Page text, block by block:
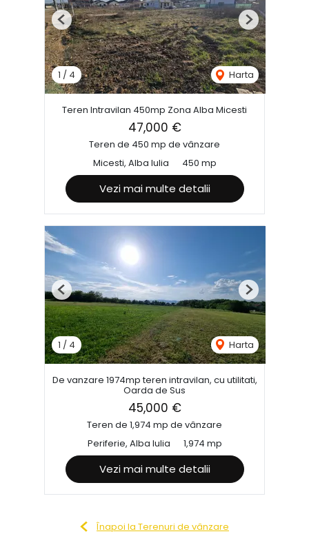
1 / 4 Harta
Previous Next
Teren Intravilan 450mp Zona Alba Micesti
47,000 €
Teren de 450 mp de vânzare
Micesti, Alba Iulia
450 mp
Vezi mai multe detalii
1 / 4 Harta
Previous Next
De vanzare 1974mp teren intravilan, cu utilitati,
Oarda de Sus
45,000 €
Teren de 1,974 mp de vânzare
Periferie, Alba Iulia
1,974 mp
Vezi mai multe detalii
Înapoi la Terenuri de vânzare